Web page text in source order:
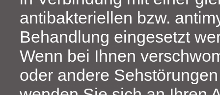
antibakteriellen bzw.
Behandlung eingesetzt
Wenn bei Ihnen
oder andere